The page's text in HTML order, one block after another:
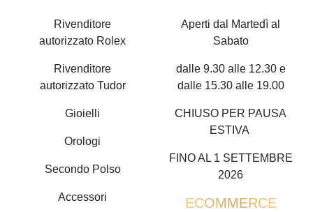
Rivenditore
autorizzato Rolex
Rivenditore
autorizzato Tudor
Gioielli
Orologi
Secondo Polso
Accessori
Aperti dal Martedì al
Sabato
dalle 9.30 alle 12.30 e
dalle 15.30 alle 19.00
CHIUSO PER PAUSA
ESTIVA
FINO AL 1 SETTEMBRE
2026
ECOMMERCE